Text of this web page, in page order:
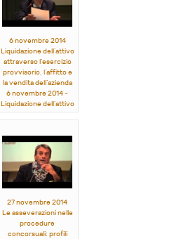
Paolo Feo
6 novembre 2014
Liquidazione dell’attivo
attraverso l’esercizio
provvisorio, l’affitto e
la vendita dell’azienda
6 novembre 2014 -
Liquidazione dell’attivo
la vendita dell’azienda
Michele Cuoco,
Antonio Caiafa, Emma
Sabatelli, Enrico Caria,
A...
27 novembre 2014
Le asseverazioni nelle
procedure
concorsuali: profili